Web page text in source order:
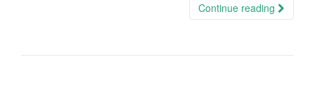
Continue reading